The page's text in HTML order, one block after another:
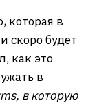
которая в
скоро будет
как это
в
в которую